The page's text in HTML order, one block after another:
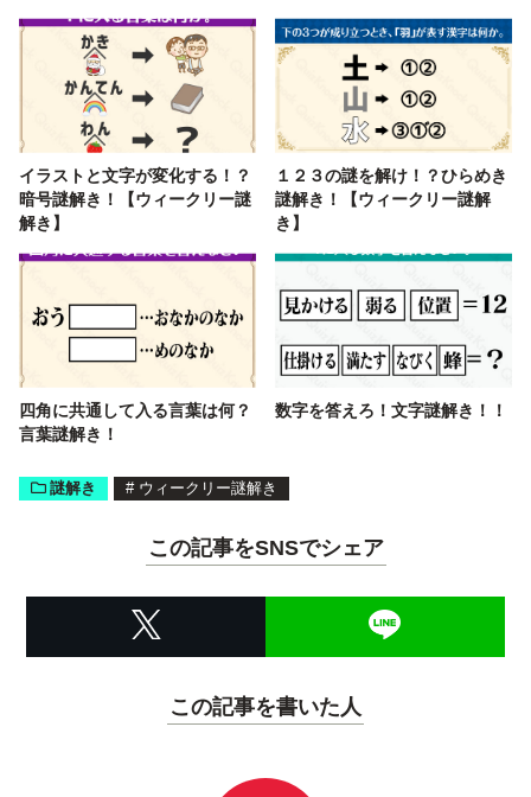
イラストと文字が変化する！？
暗号謎解き！【ウィークリー謎
解き】
１２３の謎を解け！？ひらめき
謎解き！【ウィークリー謎解
き】
四角に共通して入る言葉は何？
言葉謎解き！
数字を答えろ！文字謎解き！！
謎解き # ウィークリー謎解き
この記事をSNSでシェア
この記事を書いた人